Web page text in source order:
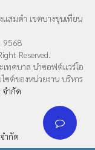
สมดำ เขตบางขุนเทียน
9568
Reserved.
เทศบาล นำซอฟต์แวร์โอ
ซต์ของหน่วยงาน บริหาร
จำกัด
ำกัด